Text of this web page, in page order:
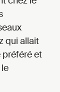
qui allait
préféré et